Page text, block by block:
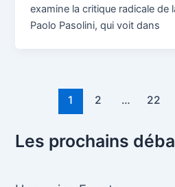
examine la critique radicale de
Paolo Pasolini, qui voit dans
1 2 … 22
Les prochains